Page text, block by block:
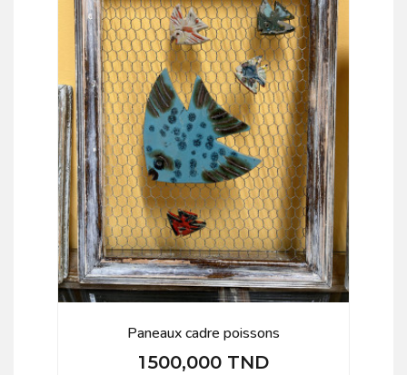
Paneaux cadre poissons
Prix
1 500,000 TND